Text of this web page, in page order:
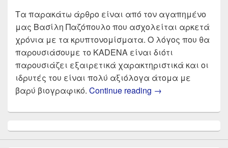
Τα παρακάτω άρθρο είναι από τον αγαπημένο
μας Βασίλη Παζόπουλο που ασχολείται αρκετά
χρόνια με τα κρυπτονομίσματα. Ο λόγος που θα
παρουσιάσουμε το KADENA είναι διότι
παρουσιάζει εξαιρετικά χαρακτηριστικά και οι
ιδρυτές του είναι πολύ αξιόλογα άτομα με
βαρύ βιογραφικό. Continue reading KADENA είναι
→
Sidebar
Widget